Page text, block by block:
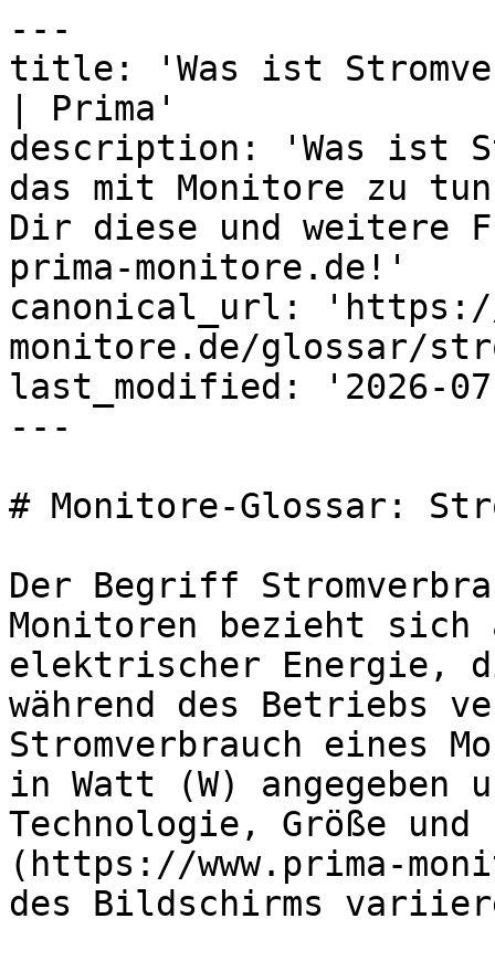
---
title: 'Was ist
| Prima'
description: 'Was ist
das mit Monitore zu
Dir diese und weitere
prima-monitore.de!'
canonical_url: 'https://
monitore.de/glossar/
last_modified: '2026-
---
# Monitore-Glossar:
Der Begriff
Monitoren bezieht sich
elektrischer Energie,
während des Betriebs
Stromverbrauch eines
in Watt (W) angegeben
Technologie, Größe
(https://www.prima-
des Bildschirms